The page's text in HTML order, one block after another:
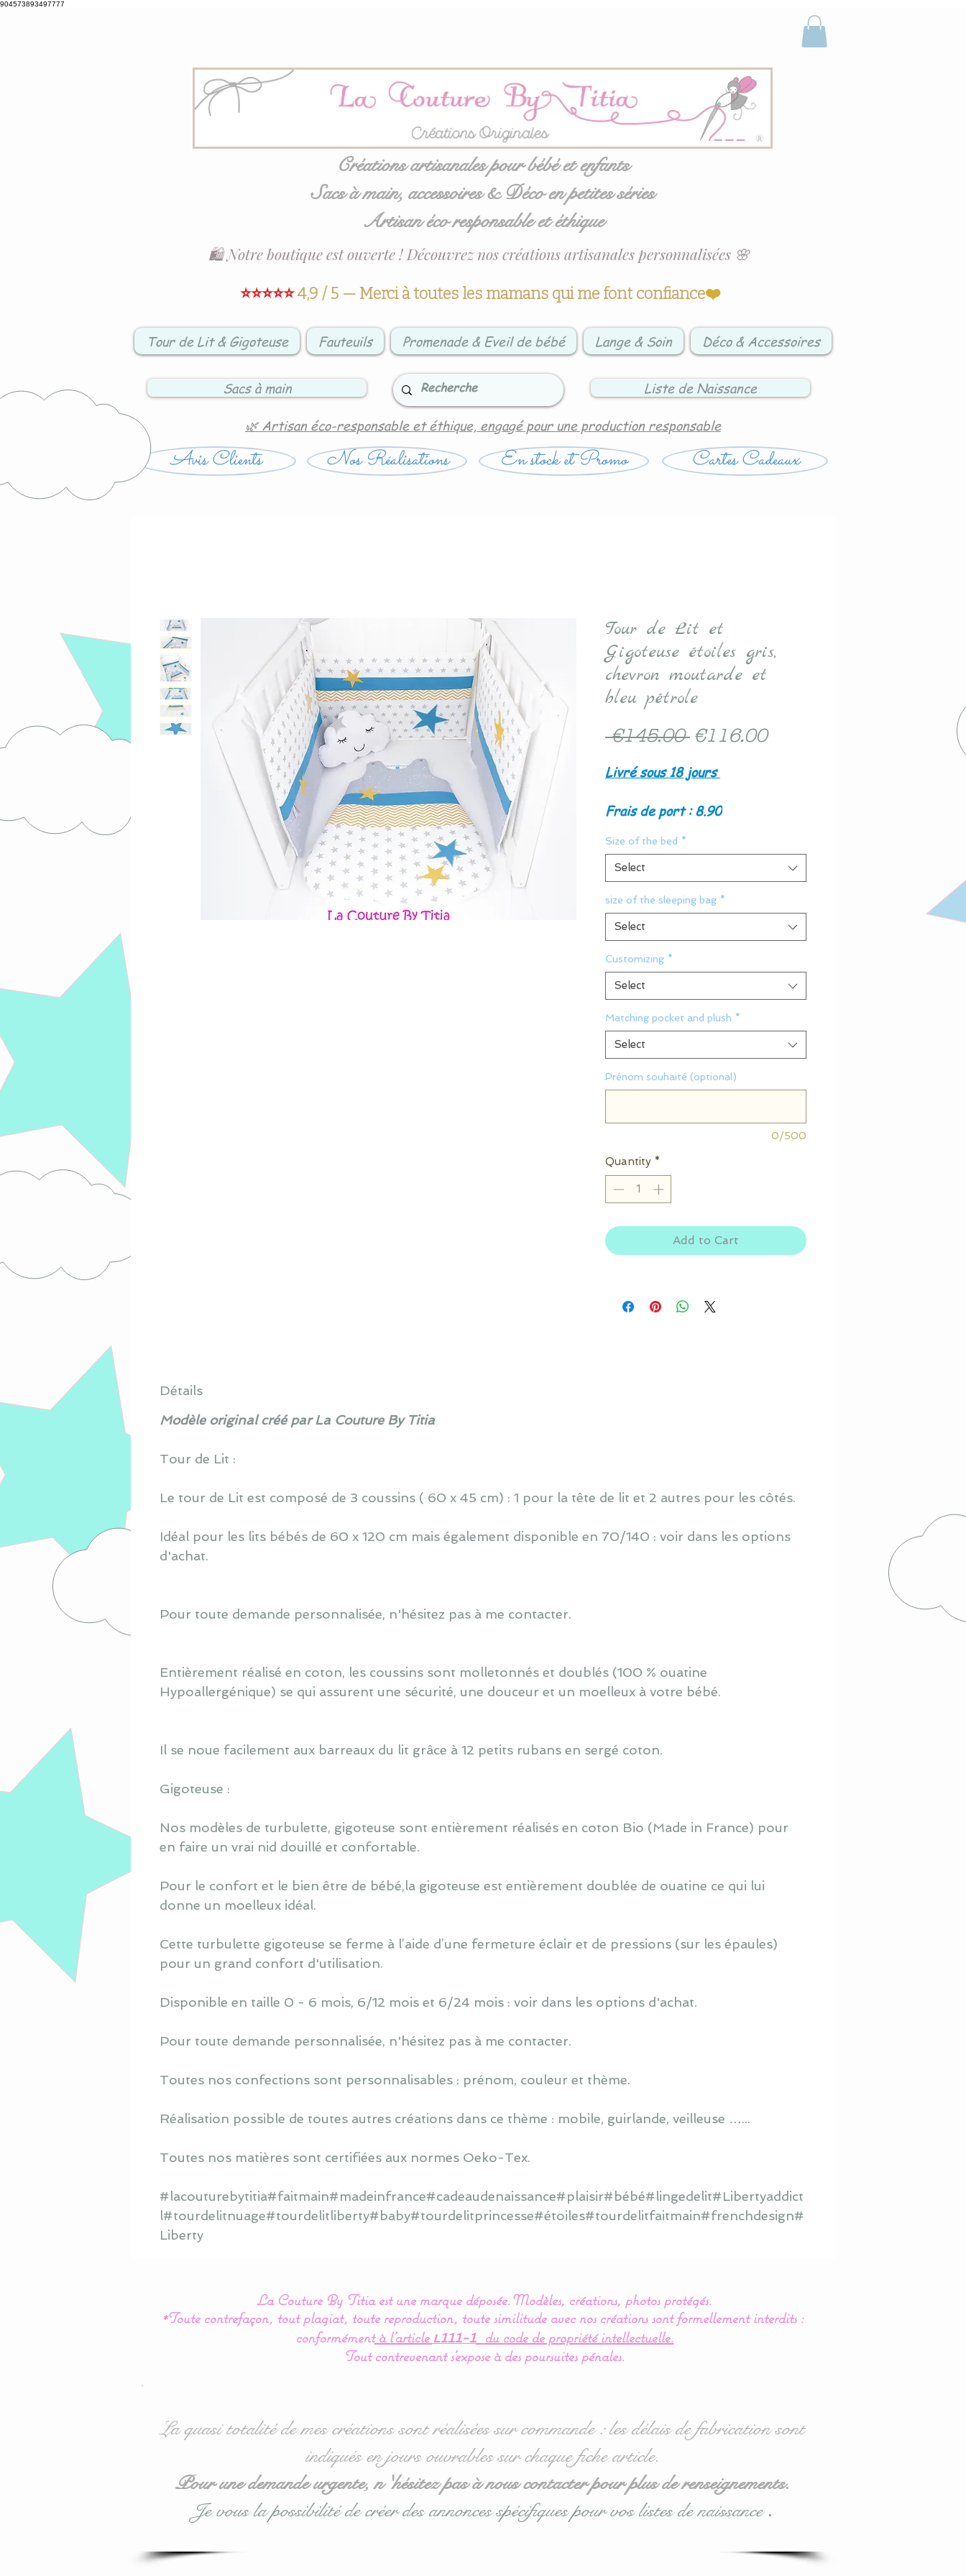
904573893497777
Créations artisanales pour bébé et enfants
Sacs à main, accessoires & Déco en petites séries
Artisan éco responsable et éthique
⭐⭐⭐⭐⭐4,9 / 5 — Merci à toutes les mamans qui me font confiance❤️
🛍️ Notre boutique est ouverte ! Découvrez nos créations artisanales personnalisées 🌸
Tour de Lit & Gigoteuse Fauteuils Promenade & Eveil de bébé Lange & Soin Déco & Accessoires
Sacs à main Liste de Naissance
🌿 Artisan éco-responsable et éthique, engagé pour une production responsable
Avis Clients Nos Réalisations En stock et Promo Cartes Cadeaux
Tour de Lit et
Gigoteuse étoiles gris,
chevron moutarde et
bleu pétrole
€145.00 Regular
€116.00Sale
Livré sous 18 jours
Frais de port : 8.90
Size of the bed *
Select
size of the sleeping bag *
Select
Customizing *
Select
Matching pocket and plush *
Select
Prénom souhaité (optional)
0/500
Quantity *
Add to Cart
Détails
Modèle original créé par La Couture By Titia
Tour de Lit :
Le tour de Lit est composé de 3 coussins ( 60 x 45 cm) : 1 pour la tête de lit et 2 autres pour les côtés.
Idéal pour les lits bébés de 60 x 120 cm mais également disponible en 70/140 : voir dans les options
d'achat.
Pour toute demande personnalisée, n'hésitez pas à me contacter.
Entièrement réalisé en coton, les coussins sont molletonnés et doublés (100 % ouatine
Hypoallergénique) se qui assurent une sécurité, une douceur et un moelleux à votre bébé.
Il se noue facilement aux barreaux du lit grâce à 12 petits rubans en sergé coton.
Gigoteuse :
Nos modèles de turbulette, gigoteuse sont entièrement réalisés en coton Bio (Made in France) pour
en faire un vrai nid douillé et confortable.
Pour le confort et le bien être de bébé,la gigoteuse est entièrement doublée de ouatine ce qui lui
donne un moelleux idéal.
Cette turbulette gigoteuse se ferme à l’aide d’une fermeture éclair et de pressions (sur les épaules)
pour un grand confort d'utilisation.
Disponible en taille 0 - 6 mois, 6/12 mois et 6/24 mois : voir dans les options d'achat.
Pour toute demande personnalisée, n'hésitez pas à me contacter.
Toutes nos confections sont personnalisables : prénom, couleur et thème.
Réalisation possible de toutes autres créations dans ce thème : mobile, guirlande, veilleuse …...
Toutes nos matières sont certifiées aux normes Oeko-Tex.
#lacouturebytitia#faitmain#madeinfrance#cadeaudenaissance#plaisir#bébé#lingedelit#Libertyaddict
l#tourdelitnuage#tourdelitliberty#baby#tourdelitprincesse#étoiles#tourdelitfaitmain#frenchdesign#
Liberty
La Couture By Titia est une marque déposée. Modèles, créations, photos protégés.
*Toute contrefaçon, tout plagiat, toute reproduction, toute similitude avec nos créations sont formellement interdits :
conformémentà l’article L111-1
du code de propriété intellectuelle.
Tout contrevenant s'expose à des poursuites pénales.
La quasi totalité de mes créations sont réalisées sur commande : les délais de fabrication sont
indiqués en jours ouvrables sur chaque fiche article.
Pour une demande urgente, n 'hésitez pas à nous contacter pour plus de renseignements.
Je vous la possibilité de créer des annonces spécifiques pour vos listes de naissance.